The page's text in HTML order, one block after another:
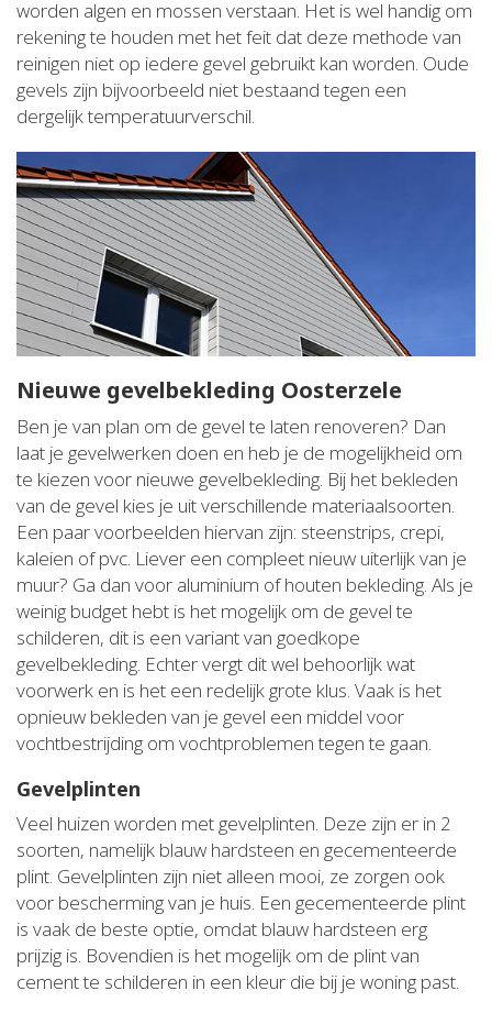
worden algen en mossen verstaan. Het is wel handig om
rekening te houden met het feit dat deze methode van
reinigen niet op iedere gevel gebruikt kan worden. Oude
gevels zijn bijvoorbeeld niet bestaand tegen een
dergelijk temperatuurverschil.
Nieuwe gevelbekleding Oosterzele
Ben je van plan om de gevel te laten renoveren? Dan
laat je gevelwerken doen en heb je de mogelijkheid om
te kiezen voor nieuwe gevelbekleding. Bij het bekleden
van de gevel kies je uit verschillende materiaalsoorten.
Een paar voorbeelden hiervan zijn: steenstrips, crepi,
kaleien of pvc. Liever een compleet nieuw uiterlijk van je
muur? Ga dan voor aluminium of houten bekleding. Als je
weinig budget hebt is het mogelijk om de gevel te
schilderen, dit is een variant van goedkope
gevelbekleding. Echter vergt dit wel behoorlijk wat
voorwerk en is het een redelijk grote klus. Vaak is het
opnieuw bekleden van je gevel een middel voor
vochtbestrijding om vochtproblemen tegen te gaan.
Gevelplinten
Veel huizen worden met gevelplinten. Deze zijn er in 2
soorten, namelijk blauw hardsteen en gecementeerde
plint. Gevelplinten zijn niet alleen mooi, ze zorgen ook
voor bescherming van je huis. Een gecementeerde plint
is vaak de beste optie, omdat blauw hardsteen erg
prijzig is. Bovendien is het mogelijk om de plint van
cement te schilderen in een kleur die bij je woning past.